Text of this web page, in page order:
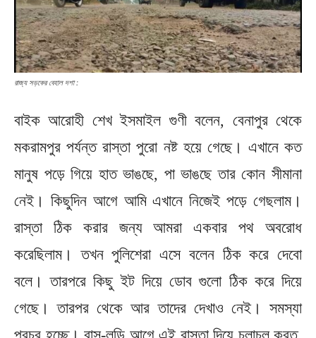
রাজ্য সড়কের বেহাল দশা :
বাইক আরোহী শেখ ইসমাইল গুণী বলেন, বেনাপুর থেকে
মকরামপুর পর্যন্ত রাস্তা পুরো নষ্ট হয়ে গেছে। এখানে কত
মানুষ পড়ে গিয়ে হাত ভাঙছে, পা ভাঙছে তার কোন সীমানা
নেই। কিছুদিন আগে আমি এখানে নিজেই পড়ে গেছলাম।
রাস্তা ঠিক করার জন্য আমরা একবার পথ অবরোধ
করেছিলাম। তখন পুলিশেরা এসে বলেন ঠিক করে দেবো
বলে। তারপরে কিছু ইট দিয়ে ডোব গুলো ঠিক করে দিয়ে
গেছে। তারপর থেকে আর তাদের দেখাও নেই। সমস্যা